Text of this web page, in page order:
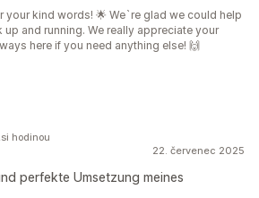
your kind words! 🌟 We`re glad we could help
and running. We really appreciate your
here if you need anything else! 🙌
22. červenec 2025
perfekte Umsetzung meines
hodinou